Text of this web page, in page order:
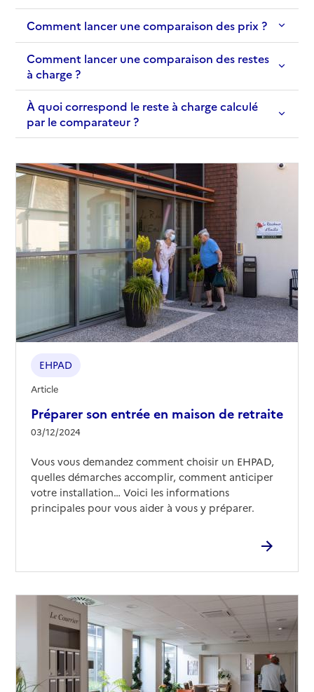
Comment lancer une comparaison des prix ?
Comment lancer une comparaison des restes
à charge ?
À quoi correspond le reste à charge calculé
par le comparateur ?
Préparer son entrée en maison de retraite
03/12/2024
EHPAD
Article
Vous vous demandez comment choisir un EHPAD,
quelles démarches accomplir, comment anticiper
votre installation… Voici les informations
principales pour vous aider à vous y préparer.